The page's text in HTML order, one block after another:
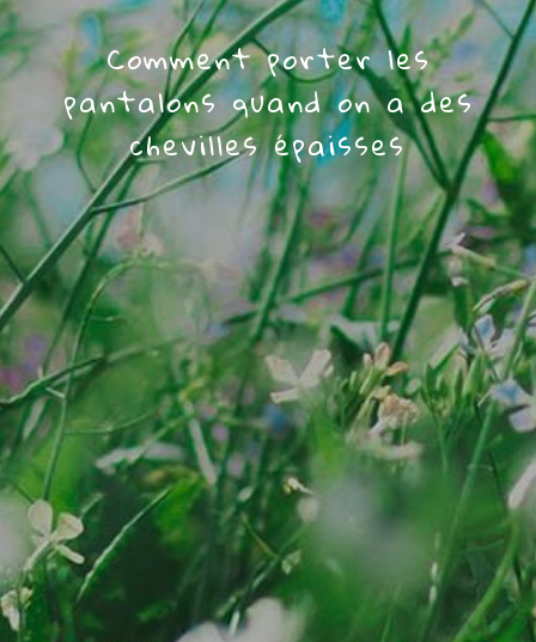
Comment porter les
pantalons quand on a des
chevilles épaisses